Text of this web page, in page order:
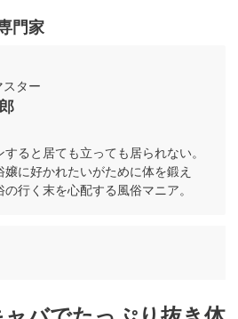
門家
ター
ると居ても立っても居られない。
に好かれたいがために体を鍛え
行く末を心配する風俗マニア。